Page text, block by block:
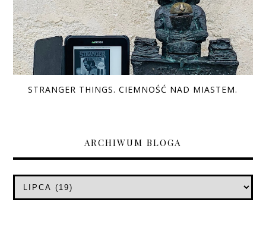
STRANGER THINGS. CIEMNOŚĆ NAD MIASTEM.
ARCHIWUM BLOGA